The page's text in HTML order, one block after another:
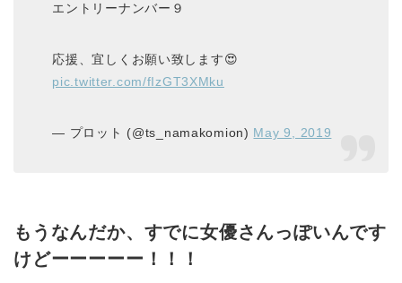
エントリーナンバー９
応援、宜しくお願い致します😍
pic.twitter.com/fIzGT3XMku
— プロット (@ts_namakomion) May 9, 2019
もうなんだか、すでに女優さんっぽいんです
けどーーーーー！！！